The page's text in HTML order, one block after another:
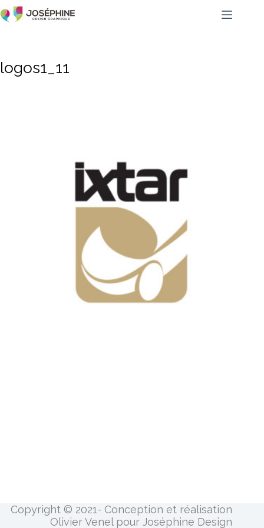
logos1_11
Copyright © 2021- Conception et réalisation
Olivier Venel pour Joséphine Design